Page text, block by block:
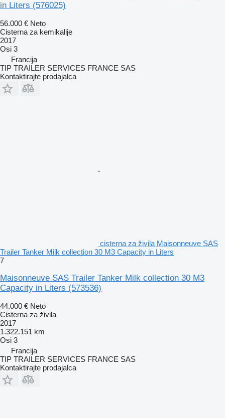
in Liters (576025)
56.000 € Neto
Cisterna za kemikalije
2017
Osi 3
Francija
TIP TRAILER SERVICES FRANCE SAS
Kontaktirajte prodajalca
cisterna za živila Maisonneuve SAS
Trailer Tanker Milk collection 30 M3 Capacity in Liters
7
Maisonneuve SAS Trailer Tanker Milk collection 30 M3
Capacity in Liters (573536)
44.000 € Neto
Cisterna za živila
2017
1.322.151 km
Osi 3
Francija
TIP TRAILER SERVICES FRANCE SAS
Kontaktirajte prodajalca